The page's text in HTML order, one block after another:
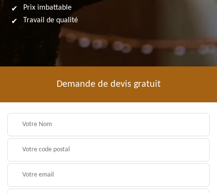
Prix imbattable
Travail de qualité
Demande de devis gratuit